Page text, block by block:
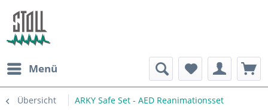
Menü
Übersicht ARKY Safe Set - AED Reanimationsset